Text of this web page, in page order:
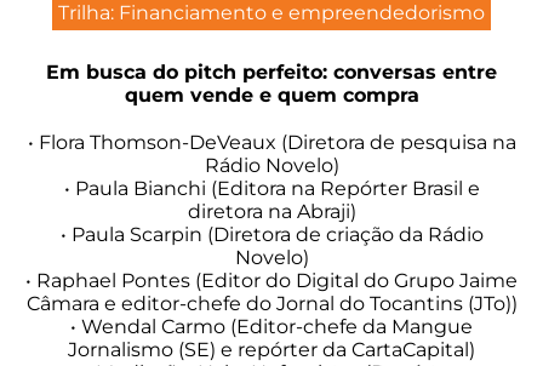
Trilha: Financiamento e empreendedorismo
Em busca do pitch perfeito: conversas entre
quem vende e quem compra
• Flora Thomson-DeVeaux (Diretora de pesquisa na
Rádio Novelo)
• Paula Bianchi (Editora na Repórter Brasil e
diretora na Abraji)
• Paula Scarpin (Diretora de criação da Rádio
Novelo)
• Raphael Pontes (Editor do Digital do Grupo Jaime
Câmara e editor-chefe do Jornal do Tocantins (JTo))
• Wendal Carmo (Editor-chefe da Mangue
Jornalismo (SE) e repórter da CartaCapital)